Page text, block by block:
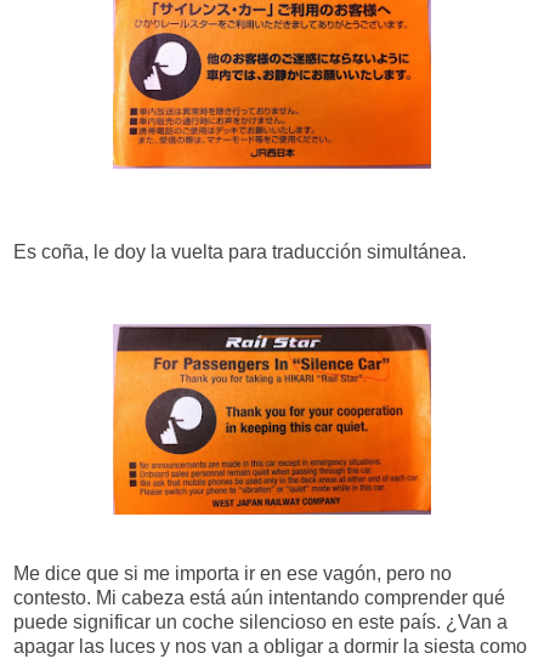
Es coña, le doy la vuelta para traducción simultánea.
Me dice que si me importa ir en ese vagón, pero no
contesto. Mi cabeza está aún intentando comprender qué
puede significar un coche silencioso en este país. ¿Van a
apagar las luces y nos van a obligar a dormir la siesta como